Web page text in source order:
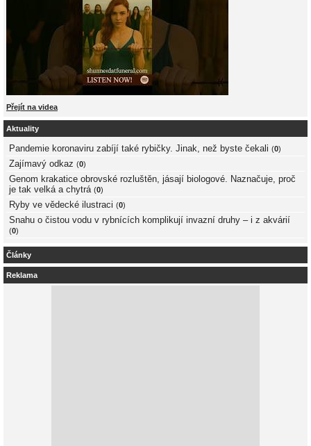
Přejít na videa
Aktuality
Pandemie koronaviru zabíjí také rybičky. Jinak, než byste čekali (0)
Zajímavý odkaz (0)
Genom krakatice obrovské rozluštěn, jásají biologové. Naznačuje, proč
je tak velká a chytrá (0)
Ryby ve vědecké ilustraci (0)
Snahu o čistou vodu v rybnících komplikují invazní druhy – i z akvárií
(0)
Články
Reklama